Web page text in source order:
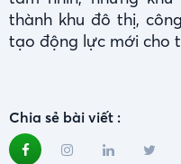
thành khu đô thị,
tạo động lực mới cho
Chia sẻ bài viết :